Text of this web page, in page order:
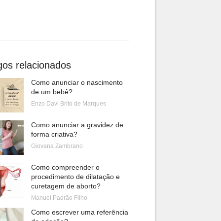
relacionados
Como anunciar o nascimento
de um bebê?
Enzo Davi Brito de Marques
Como anunciar a gravidez de
forma criativa?
Giovana Zambrano
Como compreender o
procedimento de dilatação e
curetagem de aborto?
Manuel Padrão Filho
Como escrever uma referência